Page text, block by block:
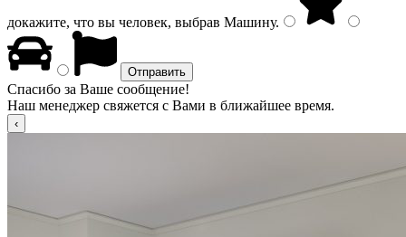
докажите, что вы человек, выбрав Машину.
Спасибо за Ваше сообщение!
Наш менеджер свяжется с Вами в ближайшее время.